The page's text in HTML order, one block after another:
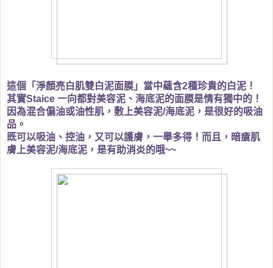
這個「淨顏亮白肌雙白泥面膜」當中蘊含2種珍貴的白泥！
其實Staice 一向都對美容泥、海底泥的面膜是情有獨中的！
因為混合偏油或油性肌，敷上美容泥/海底泥，是很好的吸油
品。
既可以吸油、控油，又可以護膚，一舉多得！而且，暗瘡肌
膚上美容泥/海底泥，是有助消炎的哦~~